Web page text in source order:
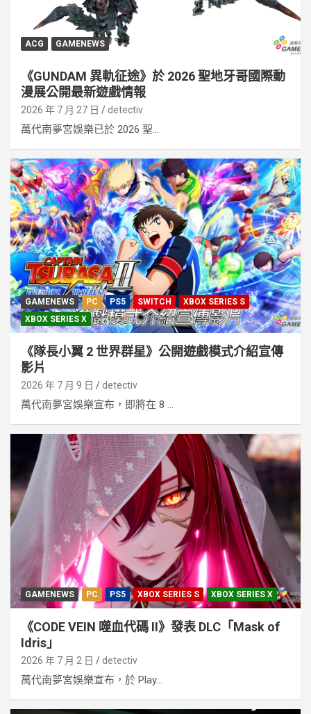
ACG GAMENEWS
《GUNDAM 異軌征途》於 2026 聖地牙哥國際動
漫展公開最新遊戲情報
2026 年 7 月 27 日 detectiv
萬代南夢宮娛樂已於 2026 聖...
GAMENEWS PC PS5 SWITCH
XBOX SERIES S
XBOX SERIES X
《隊長小翼 2 世界群星》公開遊戲模式介紹宣傳
影片
2026 年 7 月 9 日 detectiv
萬代南夢宮娛樂宣布，即將在 8 ...
GAMENEWS PC PS5 XBOX SERIES S XBOX SERIES X
《CODE VEIN 噬血代碼 II》發表 DLC「Mask of
Idris」
2026 年 7 月 2 日 detectiv
萬代南夢宮娛樂宣布，於 Play...